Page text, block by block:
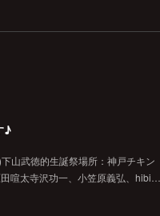
♪
山武徳的生誕祭場所：神戸チキン
喧太寺沢功一、小笠原義弘、hibi…